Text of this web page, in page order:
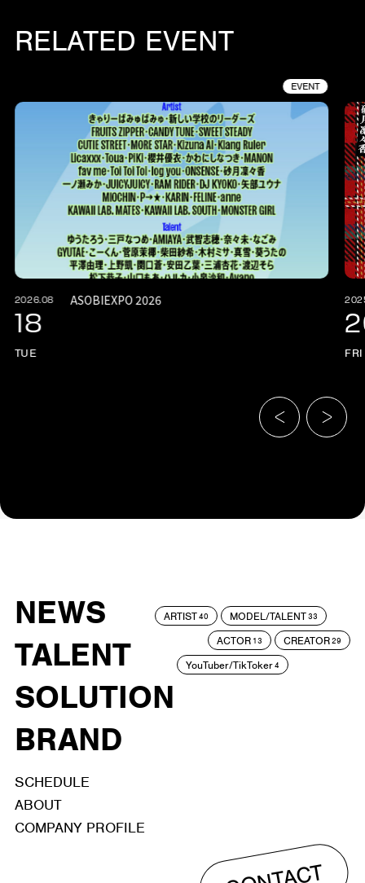
RELATED EVENT
EVENT
2026.08
18
TUE
ASOBIEXPO 2026
FRI
NEWS
TALENT
SOLUTION
BRAND
ARTIST40 MODEL/TALENT33
ACTOR 13 CREATOR29
YouTuber/TikToker4
SCHEDULE
ABOUT
COMPANY PROFILE